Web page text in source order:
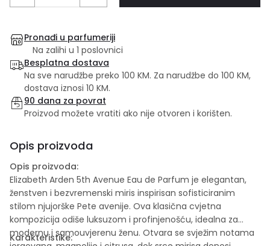
Pronađi u parfumeriji
Na zalihi u 1 poslovnici
Besplatna dostava
Na sve narudžbe preko 100 KM. Za narudžbe do 100 KM,
dostava iznosi 10 KM.
90 dana za povrat
Proizvod možete vratiti ako nije otvoren i korišten.
Opis proizvoda
Opis proizvoda:
Elizabeth Arden 5th Avenue Eau de Parfum je elegantan,
ženstven i bezvremenski miris inspirisan sofisticiranim
stilom njujorške Pete avenije. Ova klasična cvjetna
kompozicija odiše luksuzom i profinjenošću, idealna za
modernu i samouvjerenu ženu. Otvara se svježim notama
Karakteristike: